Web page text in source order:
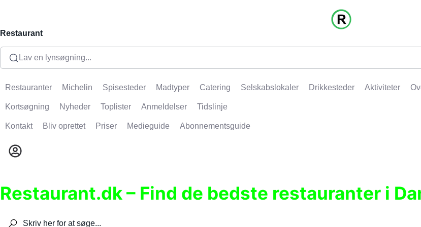
Restaurant
Lav en lynsøgning...
Restauranter Michelin Spisesteder Madtyper Catering Selskabslokaler Drikkesteder Aktiviteter
Kortsøgning Nyheder Toplister Anmeldelser Tidslinje
Kontakt Bliv oprettet Priser Medieguide Abonnementsguide
Restaurant.dk – Find de bedste restauranter i